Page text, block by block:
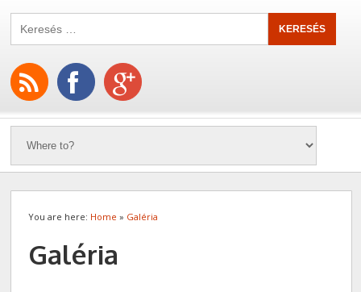
You are here: Home » Galéria
Galéria